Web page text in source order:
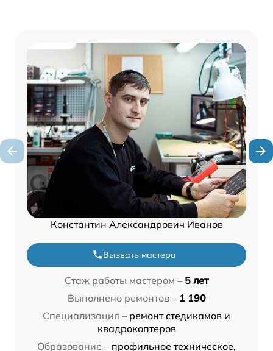
Константин Александрович Иванов
Вызвать мастера
Стаж работы мастером – 5 лет
Выполнено ремонтов – 1 190
Специализация – ремонт стедикамов и
квадрокоптеров
Образование – профильное техническое,